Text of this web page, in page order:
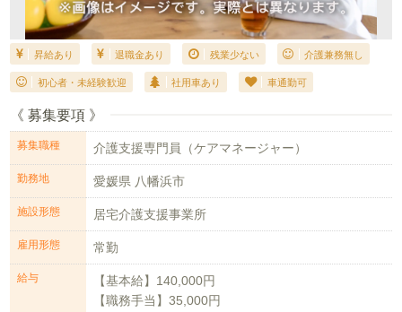
昇給あり 退職金あり 残業少ない 介護兼務無し
初心者・未経験歓迎 社用車あり 車通勤可
《 募集要項 》
募集職種 介護支援専門員（ケアマネージャー）
勤務地 愛媛県 八幡浜市
施設形態 居宅介護支援事業所
雇用形態 常勤
給与
【基本給】140,000円
【職務手当】35,000円